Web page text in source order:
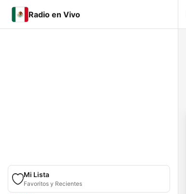
Radio en Vivo
Mi Lista
Favoritos y Recientes